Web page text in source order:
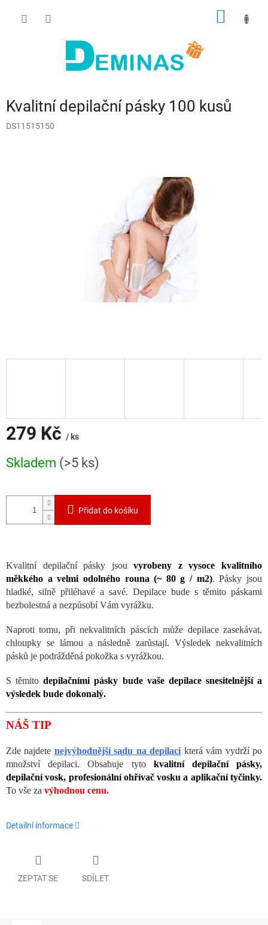
Kvalitní depilační pásky 100 kusů
DS11515150
279 Kč / ks
cena:
Skladem (>5 ks)
Přidat do košíku
Kvalitní depilační pásky jsouvyrobeny z vysoce kvalitního
měkkého a velmi odolného rouna (~ 80 g / m2). Pásky jsou
hladké, silně přiléhavé a savé. Depilace bude s těmito páskami
bezbolestná a nezpůsobí Vám vyrážku.
Naproti tomu, při nekvalitních páscích může depilace zasekávat,
chloupky se lámou a následně zarůstají. Výsledek nekvalitních
pásků je podrážděná pokožka s vyrážkou.
S těmitodepilačními pásky bude vaše depilace snesitelnější a
výsledek bude dokonalý.
NÁŠ TIP
Zde najdete nejvýhodnější sadu na depilaci která vám vydrží po
množství depilaci. Obsahuje tyto kvalitní depilační pásky,
depilační vosk, profesionální ohřívač vosku a aplikační tyčinky.
To vše za výhodnou cenu.
Detailní informace
ZEPTAT SE SDÍLET